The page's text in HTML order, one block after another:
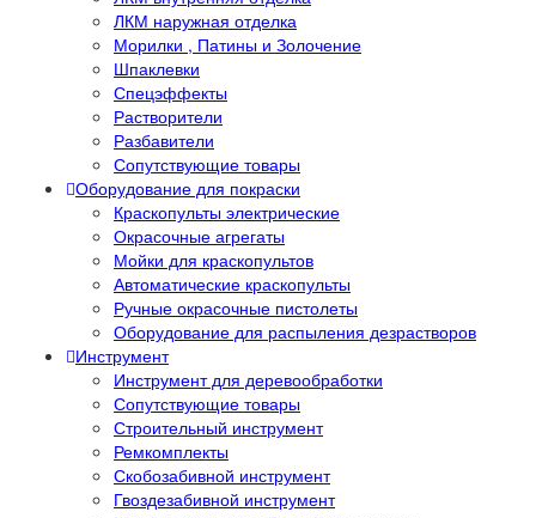
ЛКМ наружная отделка
Морилки , Патины и Золочение
Шпаклевки
Спецэффекты
Растворители
Разбавители
Сопутствующие товары
Оборудование для покраски
Краскопульты электрические
Окрасочные агрегаты
Мойки для краскопультов
Автоматические краскопульты
Ручные окрасочные пистолеты
Оборудование для распыления дезрастворов
Инструмент
Инструмент для деревообработки
Сопутствующие товары
Строительный инструмент
Ремкомплекты
Скобозабивной инструмент
Гвоздезабивной инструмент